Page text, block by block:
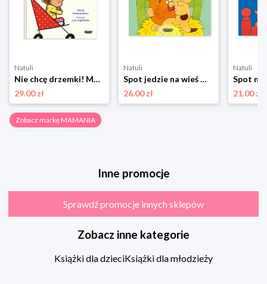
Natuli
Nie chcę drzemki! Mamania
29.00 zł
Natuli
Spot jedzie na wieś Mamania
26.00 zł
Natuli
21.00 zł
Zobacz markę MAMANIA
Inne promocje
Sprawdź promocje innych sklepów
Zobacz inne kategorie
Książki dla dzieciKsiążki dla młodzieży